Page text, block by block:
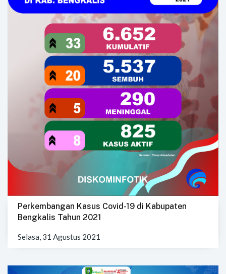
Perkembangan Kasus Covid-19 di Kabupaten
Bengkalis Tahun 2021
Selasa, 31 Agustus 2021